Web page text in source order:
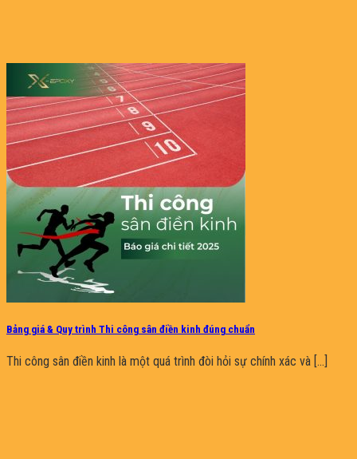
Bảng giá & Quy trình Thi công sân điền kinh đúng chuẩn
Thi công sân điền kinh là một quá trình đòi hỏi sự chính xác và [...]